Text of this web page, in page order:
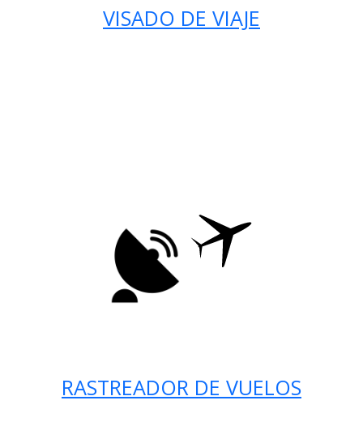
VISADO DE VIAJE
RASTREADOR DE VUELOS